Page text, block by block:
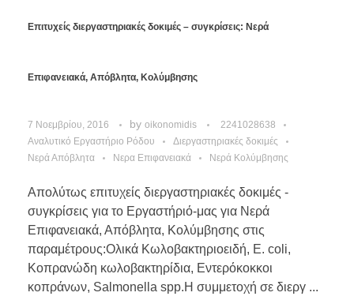
Επιτυχείς διεργαστηριακές δοκιμές – συγκρίσεις: Νερά
Επιφανειακά, Απόβλητα, Κολύμβησης
7 Νοεμβρίου, 2016 by oikonomidis
2241028638
Αναλυτικό Εργαστήριο Ρόδου
Διεργαστηριακές δοκιμές
Νερά Απόβλητα
Νερα Επιφανειακά Νερά Κολύμβησης
Απολύτως επιτυχείς διεργαστηριακές δοκιμές -
συγκρίσεις για το Εργαστήριό-μας για Νερά
Επιφανειακά, Απόβλητα, Κολύμβησης στις
παραμέτρους:Ολικά Κωλοβακτηριοειδή, E. coli,
Κοπρανώδη κωλοβακτηρίδια, Εντερόκοκκοι
κοπράνων, Salmonella spp.Η συμμετοχή σε διεργ ...